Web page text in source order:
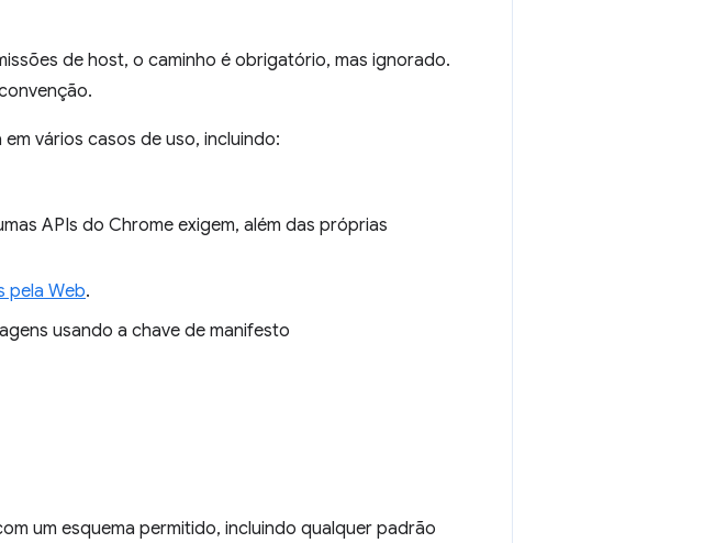
de host, o caminho é obrigatório, mas ignorado.
vários casos de uso, incluindo:
APIs do Chrome exigem, além das próprias
pela Web.
usando a chave de manifesto
um esquema permitido, incluindo qualquer padrão